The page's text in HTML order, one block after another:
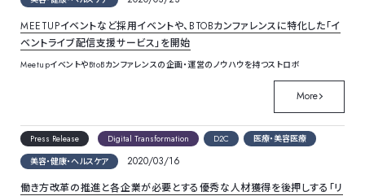
MEETUPイベントなど採用イベントや、BTOBカンファレンスに特化した「イ
ベントライブ配信支援サービス」を開始
MeetupイベントやBtoBカンファレンスの企画・運営のノウハウを持つストロボ
More
Press Release Digital Transformation D2C
医療・美容医療
美容・健康・ヘルスケア
2020/03/16
働き方改革の推進と各企業が必要とする優秀な人材獲得を後押しする「リ